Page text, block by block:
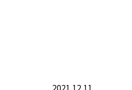
2021.12.11